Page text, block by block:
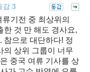
감 3
기전 중 최상위의
한 것 만 해도 경사요,
참으로 대단하다! 정
의 상위 그룹이 너무
중국 여류 기사를 상